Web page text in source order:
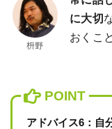
に大切
おくこ
アドバイス6：自